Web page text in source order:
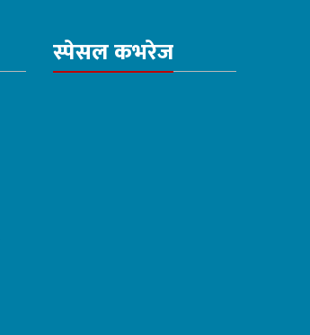
स्पेसल कभरेज